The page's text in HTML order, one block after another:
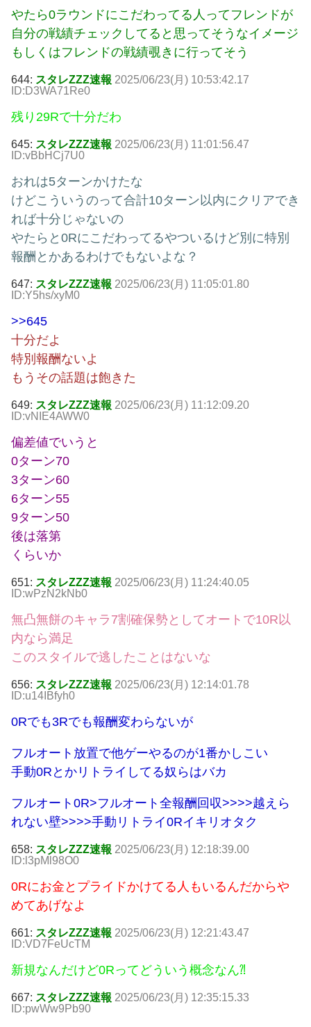
やたら0ラウンドにこだわってる人ってフレンドが
自分の戦績チェックしてると思ってそうなイメージ
もしくはフレンドの戦績覗きに行ってそう
644: スタレZZZ速報 2025/06/23(月) 10:53:42.17
ID:D3WA71Re0
残り29Rで十分だわ
645: スタレZZZ速報 2025/06/23(月) 11:01:56.47
ID:vBbHCj7U0
おれは5ターンかけたな
けどこういうのって合計10ターン以内にクリアでき
れば十分じゃないの
やたらと0Rにこだわってるやついるけど別に特別
報酬とかあるわけでもないよな？
647: スタレZZZ速報 2025/06/23(月) 11:05:01.80
ID:Y5hs/xyM0
>>645
十分だよ
特別報酬ないよ
もうその話題は飽きた
649: スタレZZZ速報 2025/06/23(月) 11:12:09.20
ID:vNIE4AWW0
偏差値でいうと
0ターン70
3ターン60
6ターン55
9ターン50
後は落第
くらいか
651: スタレZZZ速報 2025/06/23(月) 11:24:40.05
ID:wPzN2kNb0
無凸無餅のキャラ7割確保勢としてオートで10R以
内なら満足
このスタイルで逃したことはないな
656: スタレZZZ速報 2025/06/23(月) 12:14:01.78
ID:u14IBfyh0
0Rでも3Rでも報酬変わらないが
フルオート放置で他ゲーやるのが1番かしこい
手動0Rとかリトライしてる奴らはバカ
フルオート0R>フルオート全報酬回収>>>>越えら
れない壁>>>>手動リトライ0Rイキリオタク
658: スタレZZZ速報 2025/06/23(月) 12:18:39.00
ID:l3pMl98O0
0Rにお金とプライドかけてる人もいるんだからや
めてあげなよ
661: スタレZZZ速報 2025/06/23(月) 12:21:43.47
ID:VD7FeUcTM
新規なんだけど0Rってどういう概念なん⁈
667: スタレZZZ速報 2025/06/23(月) 12:35:15.33
ID:pwWw9Pb90